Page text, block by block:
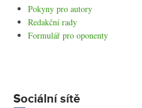
Pokyny pro autory
Redakční rady
Formulář pro oponenty
Sociální sítě